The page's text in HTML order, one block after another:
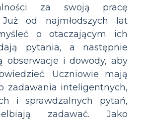
za swoją pracę
Już od najmłodszych lat
o otaczającym ich
pytania, a następnie
obserwacje i dowody, aby
Uczniowie mają
zadawania inteligentnych,
i sprawdzalnych pytań,
zadawać. Jako